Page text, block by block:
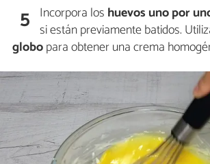
5 Incorpora los huevos uno por
si están previamente batidos.
globopara obtener una crema